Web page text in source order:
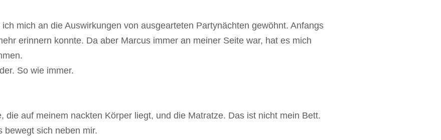
mich an die Auswirkungen von ausgearteten Partynächten gewöhnt. Anfangs
erinnern konnte. Da aber Marcus immer an meiner Seite war, hat es mich
So wie immer.
auf meinem nackten Körper liegt, und die Matratze. Das ist nicht mein Bett.
bewegt sich neben mir.